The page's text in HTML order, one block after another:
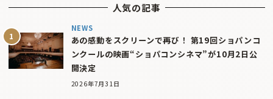
人気の記事
NEWS
あの感動をスクリーンで再び！ 第19回ショパンコ
ンクールの映画“ショパコンシネマ”が10月2日公
開決定
2026年7月31日